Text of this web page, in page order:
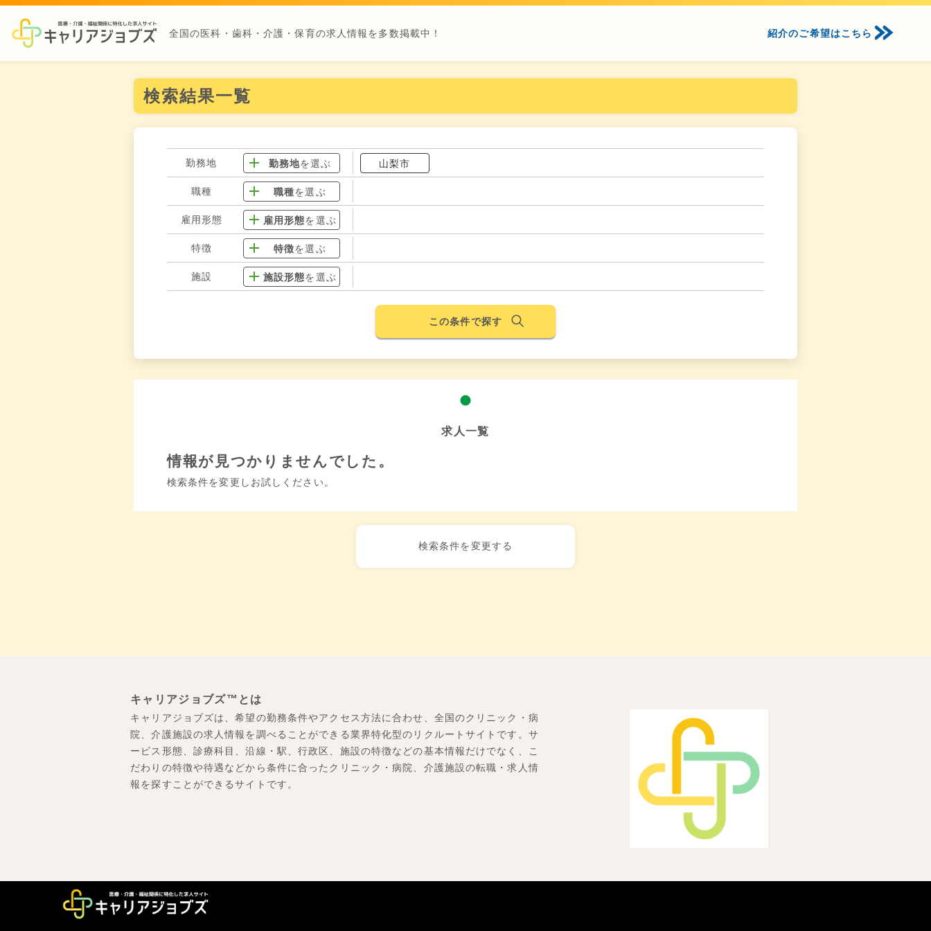
全国の医科・歯科・介護・保育の求人情報を多数掲載中！ 紹介のご希望はこちら
検索結果一覧
勤務地 勤務地を選ぶ 山梨市
職種 職種を選ぶ
雇用形態 雇用形態を選ぶ
特徴 特徴を選ぶ
施設 施設形態を選ぶ
この条件で探す
求人一覧
情報が見つかりませんでした。
検索条件を変更しお試しください。
検索条件を変更する
キャリアジョブズ™とは
キャリアジョブズは、希望の勤務条件やアクセス方法に合わせ、全国のクリニック・病
院、介護施設の求人情報を調べることができる業界特化型のリクルートサイトです。サ
ービス形態、診療科目、沿線・駅、行政区、施設の特徴などの基本情報だけでなく、こ
だわりの特徴や待遇などから条件に合ったクリニック・病院、介護施設の転職・求人情
報を探すことができるサイトです。